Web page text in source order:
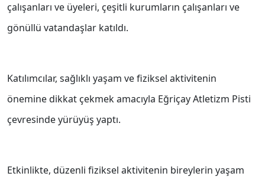
çalışanları ve üyeleri, çeşitli kurumların çalışanları ve
gönüllü vatandaşlar katıldı.
Katılımcılar, sağlıklı yaşam ve fiziksel aktivitenin
önemine dikkat çekmek amacıyla Eğriçay Atletizm Pisti
çevresinde yürüyüş yaptı.
Etkinlikte, düzenli fiziksel aktivitenin bireylerin yaşam